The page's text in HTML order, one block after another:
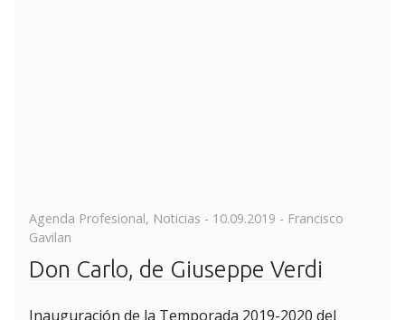
Agenda Profesional, Noticias - Posted
10.09.2019 - Francisco
Gavilan
Don Carlo, de Giuseppe Verdi
Inauguración de la Temporada 2019-2020 del